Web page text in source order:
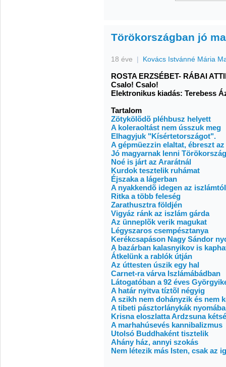
Törökországban jó
18 éve | Kovács Istvánné Mária
ROSTA ERZSÉBET- RÁBAI
Csalo! Csalo!
Elektronikus kiadás: Terebess
Tartalom
Zötykölõdõ pléhbusz helyett
A koleraoltást nem ússzuk meg
Elhagyjuk "Kísértetországot".
A gépmüezzin elaltat, ébreszt
Jó magyarnak lenni
Noé is járt az Ararátnál
Kurdok tesztelik ruhámat
Éjszaka a lágerban
A nyakkendõ idegen az iszlámtól
Ritka a több feleség
Zarathusztra földjén
Vigyáz ránk az iszlám gárda
Az ünneplõk verik magukat
Légyszaros csempésztanya
Kerékcsapáson Nagy Sándor
A bazárban kalasnyikov is
Átkelünk a rablók útján
Az úttesten úszik egy hal
Carnet-ra várva Iszlámábádban
Látogatóban a 92 éves
A határ nyitva tíztõl négyig
A szikh nem dohányzik és nem
A tibeti pásztorlánykák
Krisna eloszlatta Ardzsuna
A marhahúsevés kannibalizmus
Utolsó Buddhaként tisztelik
Ahány ház, annyi szokás
Nem létezik más Isten, csak az